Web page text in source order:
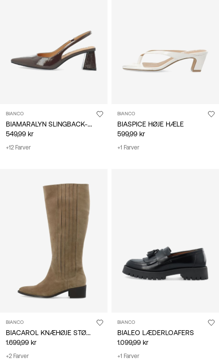
BIANCO
BIAMARALYN SLINGBACK-SKO
549,99 kr
+12 Farver
BIANCO
BIASPICE HØJE HÆLE
599,99 kr
+1 Farver
BIANCO
1.699,99 kr
+2 Farver
BIANCO
BIALEO LÆDERLOAFERS
1.099,99 kr
+1 Farver